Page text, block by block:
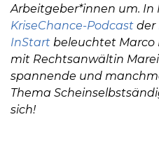
Arbeitgeber*innen um. In
KriseChance-Podcast der
InStart beleuchtet Marco
mit Rechtsanwältin
spannende und
Thema
sich!